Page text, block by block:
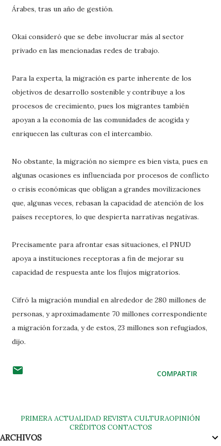
Árabes, tras un año de gestión.
Okai consideró que se debe involucrar más al sector
privado en las mencionadas redes de trabajo.
Para la experta, la migración es parte inherente de los
objetivos de desarrollo sostenible y contribuye a los
procesos de crecimiento, pues los migrantes también
apoyan a la economía de las comunidades de acogida y
enriquecen las culturas con el intercambio.
No obstante, la migración no siempre es bien vista, pues en
algunas ocasiones es influenciada por procesos de conflicto
o crisis económicas que obligan a grandes movilizaciones
que, algunas veces, rebasan la capacidad de atención de los
países receptores, lo que despierta narrativas negativas.
Precisamente para afrontar esas situaciones, el PNUD
apoya a instituciones receptoras a fin de mejorar su
capacidad de respuesta ante los flujos migratorios.
Cifró la migración mundial en alrededor de 280 millones de
personas, y aproximadamente 70 millones correspondiente
a migración forzada, y de estos, 23 millones son refugiados,
dijo.
COMPARTIR
PRIMERA ACTUALIDAD REVISTA CULTURAOPINIÓN
CRÉDITOSCONTACTOS
ARCHIVOS